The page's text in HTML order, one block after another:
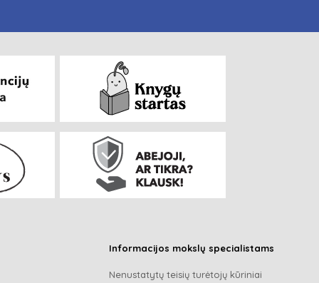
Informacijos mokslų specialistams
Nenustatytų teisių turėtojų kūriniai